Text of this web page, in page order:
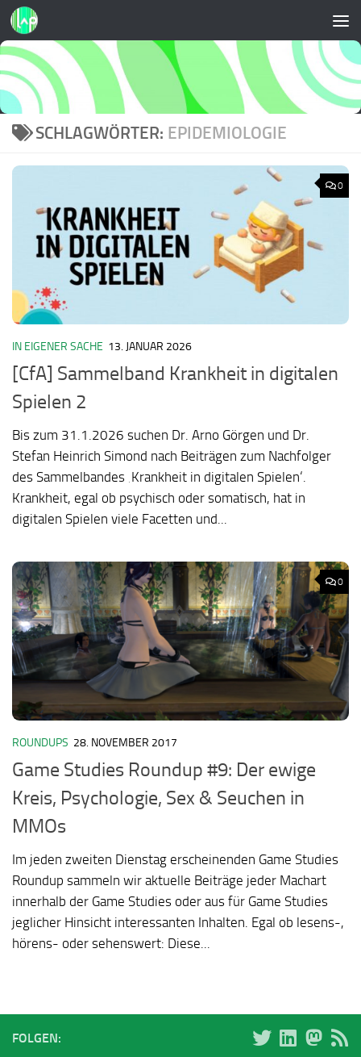
Zum Inhalt springen
SCHLAGWÖRTER: EPIDEMIOLOGIE
0
IN EIGENER SACHE 13. JANUAR 2026
[CfA] Sammelband Krankheit in digitalen
Spielen 2
Bis zum 31.1.2026 suchen Dr. Arno Görgen und Dr.
Stefan Heinrich Simond nach Beiträgen zum Nachfolger
des Sammelbandes ‚Krankheit in digitalen Spielen‘.
Krankheit, egal ob psychisch oder somatisch, hat in
digitalen Spielen viele Facetten und...
0
ROUNDUPS 28. NOVEMBER 2017
Game Studies Roundup #9: Der ewige
Kreis, Psychologie, Sex & Seuchen in
MMOs
Im jeden zweiten Dienstag erscheinenden Game Studies
Roundup sammeln wir aktuelle Beiträge jeder Machart
innerhalb der Game Studies oder aus für Game Studies
jeglicher Hinsicht interessanten Inhalten. Egal ob lesens-,
hörens- oder sehenswert: Diese...
FOLGEN: